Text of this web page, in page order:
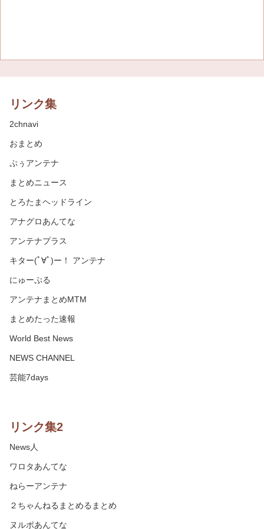
リンク集
2chnavi
おまとめ
ぷぅアンテナ
まとめニュース
とろたまヘッドライン
アナグロあんてな
アンテナプラス
キター(ﾟ∀ﾟ)ー！ アンテナ
にゅーぷる
アンテナまとめMTM
まとめたった速報
World Best News
NEWS CHANNEL
芸能7days
リンク集2
News人
ワロタあんてな
ねらーアンテナ
２ちゃんねるまとめるまとめ
ヌルポあんてな